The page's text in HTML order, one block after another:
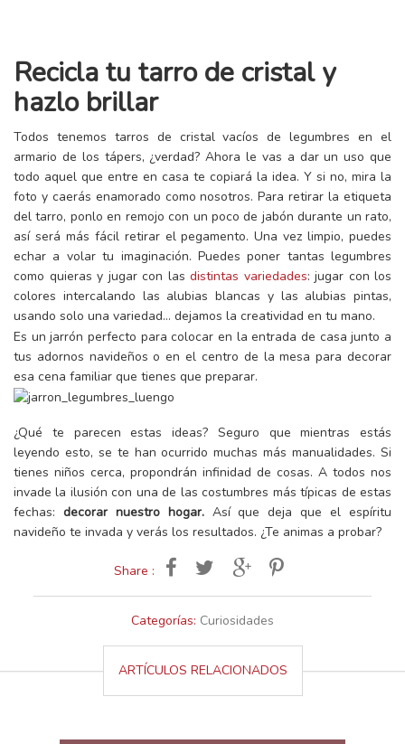
Recicla tu tarro de cristal y
hazlo brillar
Todos tenemos tarros de cristal vacíos de legumbres en el
armario de los tápers, ¿verdad? Ahora le vas a dar un uso que
todo aquel que entre en casa te copiará la idea. Y si no, mira la
foto y caerás enamorado como nosotros. Para retirar la etiqueta
del tarro, ponlo en remojo con un poco de jabón durante un rato,
así será más fácil retirar el pegamento. Una vez limpio, puedes
echar a volar tu imaginación. Puedes poner tantas legumbres
como quieras y jugar con las distintas variedades: jugar con los
colores intercalando las alubias blancas y las alubias pintas,
usando solo una variedad… dejamos la creatividad en tu mano.
Es un jarrón perfecto para colocar en la entrada de casa junto a
tus adornos navideños o en el centro de la mesa para decorar
esa cena familiar que tienes que preparar.
¿Qué te parecen estas ideas? Seguro que mientras estás
leyendo esto, se te han ocurrido muchas más manualidades. Si
tienes niños cerca, propondrán infinidad de cosas. A todos nos
invade la ilusión con una de las costumbres más típicas de estas
fechas: decorar nuestro hogar.Así que deja que el espíritu
navideño te invada y verás los resultados. ¿Te animas a probar?
Share :
Categorías: Curiosidades
ARTÍCULOS RELACIONADOS